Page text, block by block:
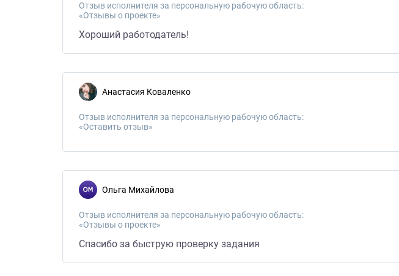
Отзыв исполнителя за персональную рабочую область:
«Отзывы о проекте»
Хороший работодатель!
Анастасия Коваленко
Отзыв исполнителя за персональную рабочую область:
«Оставить отзыв»
Ольга Михайлова
Отзыв исполнителя за персональную рабочую область:
«Отзывы о проекте»
Спасибо за быструю проверку задания